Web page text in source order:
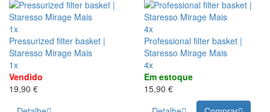
1x
Pressurized filter basket |
Staresso Mirage Mais
1x
Vendido
19,90 €
4x
Professional filter basket |
Staresso Mirage Mais
4x
Em estoque
15,90 €